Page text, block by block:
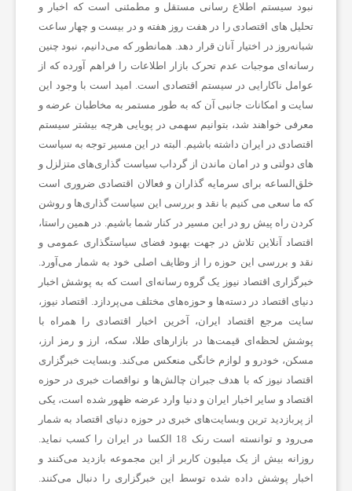
نبود سیستم اطلاع رسانی مستقل و مطمئنی است که اخبار و
تحلیل های اقتصادی را در هفت روز هفته و در بیست و چهار ساعت
شبانه‌روز در اختیار آنان قرار دهد. همانطور که می‌دانیم، نبود چنین
رسانه‌ای موجبات عدم تحرک بازار اطلاعات را فراهم آورده که از
عوامل ناکارایی در سیستم اقتصادی است. امید است با وجود این
سایت و امکانات جانبی آن که به طور مستمر به مخاطبان عرضه و
معرفی خواهند شد، بتوانیم سهمی در پویایی هرچه بیشتر سیستم
اقتصادی در ایران داشته باشیم. البته در این مسیر توجه به سیاست
های دولتی و در امان ماندن از گرداب سیاست گذاری‌های متزلزل و
خلق‌الساعه برای سرمایه گذاران و فعالان اقتصادی ضروری است
که ما سعی می کنیم با نقد و بررسی این سیاست گذاری‌ها و روشن
کردن راه پیش رو در این مسیر در کنار شما باشیم. در همین راستا،
اقتصاد آنلاین تلاش در جهت بهبود فضای سیاستگذاری عمومی و
نقد و بررسی این حوزه را از وظایف اصلی خود به شمار می‌آورد.
خبرگزاری اقتصاد نیوز یک گروه رسانه‌ای است که به پوشش اخبار
دنیای اقتصاد در دسته‌ها و حوزه‌های مختلف می‌پردازد. اقتصاد نیوز،
سایت مرجع اقتصاد ایران، آخرین اخبار اقتصادی را همراه با
پوشش لحظه‌ای قیمت‌ها در بازارهای طلا، سکه، ارز و رمز ارز،
مسکن، خودرو و لوازم خانگی منعکس می‌کند. وبسایت خبرگزاری
اقتصاد نیوز که با هدف جبران چالش‌ها و نواقصات خبری در حوزه
اقتصاد و سایر اخبار ایران و دنیا وارد عرضه ظهور شده است، یکی
از پربازدید ترین وبسایت‌های خبری در حوزه دنیای اقتصاد به شمار
می‌رود و توانسته است رنک 18 الکسا در ایران را کسب نماید.
روزانه بیش از یک میلیون کاربر از این مجموعه بازدید می‌کنند و
اخبار پوشش داده شده توسط این خبرگزاری را دنبال می‌کنند.